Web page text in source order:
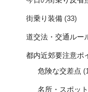
街乗り装備 (33)
道交法・交通ルー
都内近郊要注意ポ
危険な交差点
名所・スポット